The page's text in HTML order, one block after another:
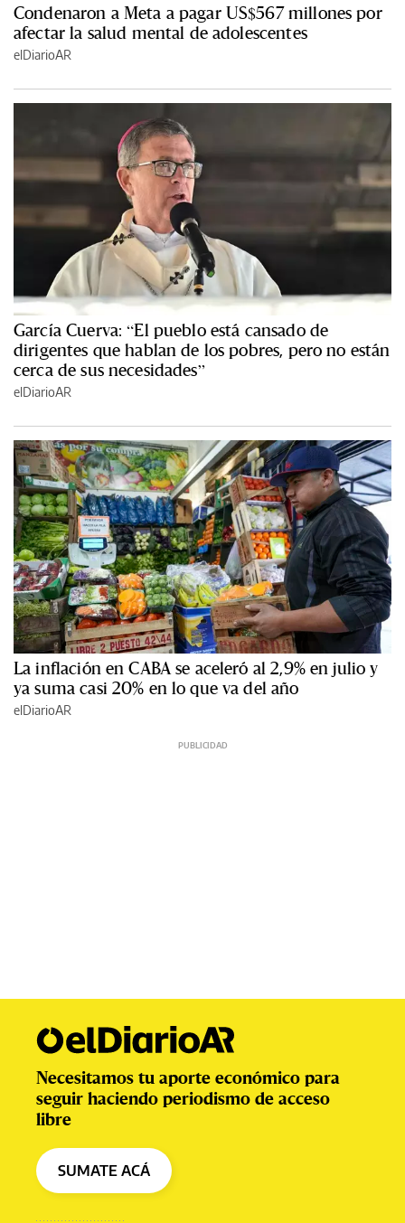
Condenaron a Meta a pagar US$567 millones por
afectar la salud mental de adolescentes
elDiarioAR
García Cuerva: “El pueblo está cansado de
dirigentes que hablan de los pobres, pero no están
cerca de sus necesidades”
elDiarioAR
La inflación en CABA se aceleró al 2,9% en julio y
ya suma casi 20% en lo que va del año
elDiarioAR
Necesitamos tu aporte económico para
seguir haciendo periodismo de acceso
libre
SUMATE ACÁ